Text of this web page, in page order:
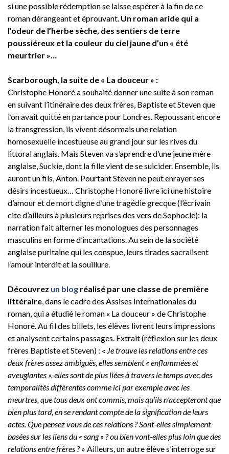
si une possible rédemption se laisse espérer à la fin de ce
roman dérangeant et éprouvant. Un roman aride qui a
l’odeur de l’herbe sèche, des sentiers de terre
poussiéreux et la couleur du ciel jaune d’un « été
meurtrier »…
Scarborough, la suite de « La douceur » :
Christophe Honoré a souhaité donner une suite à son roman
en suivant l’itinéraire des deux frères, Baptiste et Steven que
l’on avait quitté en partance pour Londres. Repoussant encore
la transgression, ils vivent désormais une relation
homosexuelle incestueuse au grand jour sur les rives du
littoral anglais. Mais Steven va s’aprendre d’une jeune mère
anglaise, Suckie, dont la fille vient de se suicider. Ensemble, ils
auront un fils, Anton. Pourtant Steven ne peut enrayer ses
désirs incestueux… Christophe Honoré livre ici une histoire
d’amour et de mort digne d’une tragédie grecque (l’écrivain
cite d’ailleurs à plusieurs reprises des vers de Sophocle): la
narration fait alterner les monologues des personnages
masculins en forme d’incantations. Au sein de la société
anglaise puritaine qui les conspue, leurs tirades sacralisent
l’amour interdit et la souillure.
Découvrez un blog réalisé par une classe de première
littéraire , dans le cadre des Assises Internationales du
roman, qui a étudié le roman « La douceur » de Christophe
Honoré. Au fil des billets, les élèves livrent leurs impressions
et analysent certains passages. Extrait (réflexion sur les deux
frères Baptiste et Steven) : « Je trouve les relations entre ces
deux frères assez ambiguës, elles semblent « enflammées et
aveuglantes », elles sont de plus liées à travers le temps avec des
temporalités diffèrentes comme ici par exemple avec les
meurtres, que tous deux ont commis, mais qu’ils n’accepteront que
bien plus tard, en se rendant compte de la signification de leurs
actes. Que pensez vous de ces relations ? Sont-elles simplement
basées sur les liens du « sang » ? ou bien vont-elles plus loin que des
relations entre frères ?» Ailleurs, un autre élève s’interroge sur